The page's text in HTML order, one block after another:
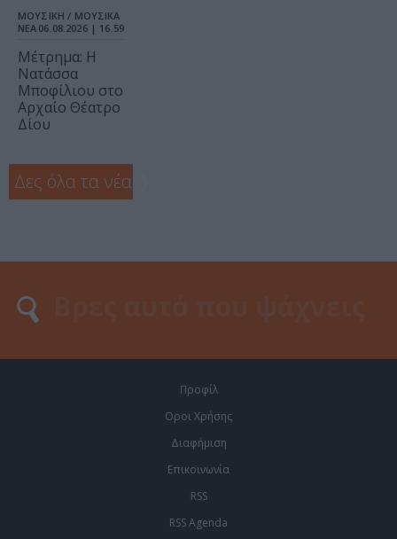
ΜΟΥΣΙΚΗ / ΜΟΥΣΙΚΑ
ΝΕΑ 06.08.2026 | 16.59
Μέτρημα: Η
Νατάσσα
Μποφίλιου στο
Αρχαίο Θέατρο
Δίου
Δες όλα τα νέα
Προφίλ
Οροι Χρήσης
Διαφήμιση
Επικοινωνία
RSS
RSS Agenda